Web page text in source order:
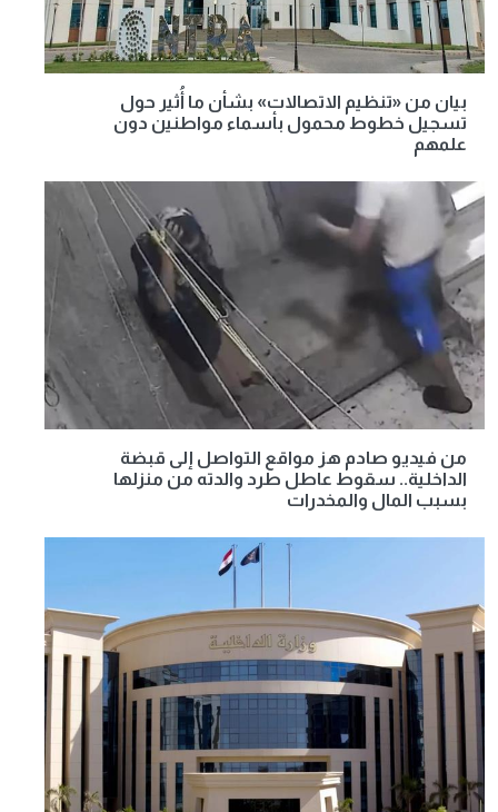
بيان من «تنظيم الاتصالات» بشأن ما أُثير حول
تسجيل خطوط محمول بأسماء مواطنين دون
علمهم
من فيديو صادم هز مواقع التواصل إلى قبضة
الداخلية.. سقوط عاطل طرد والدته من منزلها
بسبب المال والمخدرات